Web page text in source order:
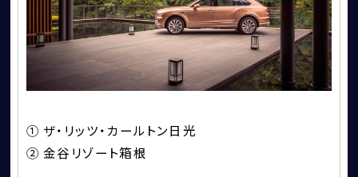
① ザ・リッツ・カールトン日光
② 金谷リゾート箱根